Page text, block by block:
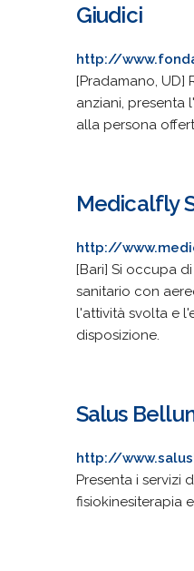
Giudici
http://
[Pradamano, UD]
anziani, presenta
alla persona
Medicalfly
http://
[Bari] Si occupa
sanitario con
l'attività svolta e
disposizione.
Salus
http://
Presenta i servizi
fisiokinesiterapia